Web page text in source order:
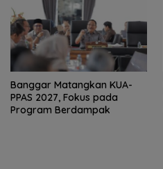
‎Banggar Matangkan KUA-
PPAS 2027, Fokus pada
Program Berdampak